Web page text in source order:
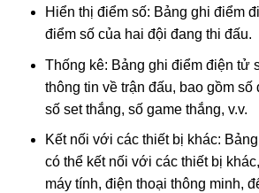
Hiển thị điểm số: Bảng ghi điểm
điểm số của hai đội đang thi đấu.
Thống kê: Bảng ghi điểm điện tử
thông tin về trận đấu, bao gồm số
số set thắng, số game thắng, v.v.
Kết nối với các thiết bị khác:
có thể kết nối với các thiết bị
máy tính, điện thoại thông minh,